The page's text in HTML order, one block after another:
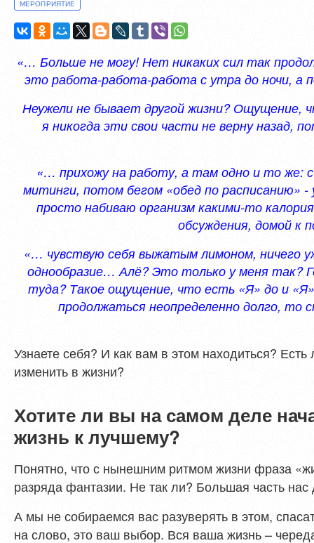
МЕРОПРИЯТИЕ
«… Больше не могу! Нет никаких сил так
это работа-работа-работа с утра до ночи, а
Неужели не бывает другой жизни? Ощущение,
я никогда эти свои части не верну назад,
«… прихожу на работу, а там одно и то же:
митинги, потом бегом «обед по расписанию»
просто набиваю организм какими-то
обсуждения, домой к
«… чувствую себя выжатым лимоном, ничего
однообразие… Алё? Это только у меня так?
туда? Такое ощущение, что есть «Я» до и
продолжаться неопределенно долго,
Узнаете себя? И как вам в этом находиться?
изменить в жизни?
Хотите ли вы на самом деле
жизнь к лучшему?
Понятно, что с нынешним ритмом жизни фраза
разряда фантазии. Не так ли? Большая часть нас
А мы не собираемся вас разуверять в этом,
на слово, это ваш выбор. Вся ваша жизнь –